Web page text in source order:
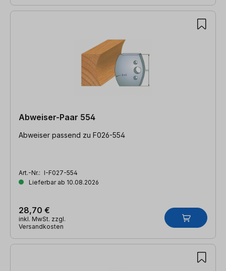
Abweiser-Paar 554
Abweiser passend zu F026-554
Art.-Nr.: I-F027-554
Lieferbar ab 10.08.2026
28,70 €
inkl. MwSt. zzgl.
Versandkosten